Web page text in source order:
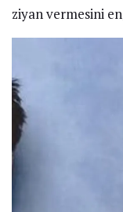
ziyan vermesini